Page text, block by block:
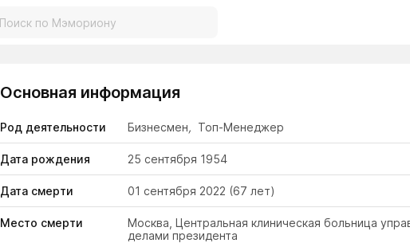
Основная информация
Род деятельности Бизнесмен, Топ-Менеджер
Дата рождения 25 сентября 1954
Дата смерти 01 сентября 2022 (67 лет)
Место смерти
Москва, Центральная клиническая больница
делами президента